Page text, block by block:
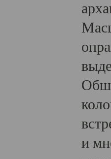
и